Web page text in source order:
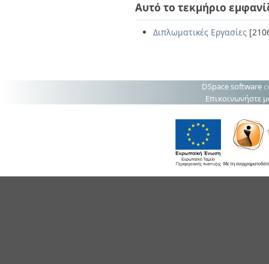
Αυτό το τεκμήριο
Διπλωματικές Εργασίες
DSpace software
Επικοινωνήστε